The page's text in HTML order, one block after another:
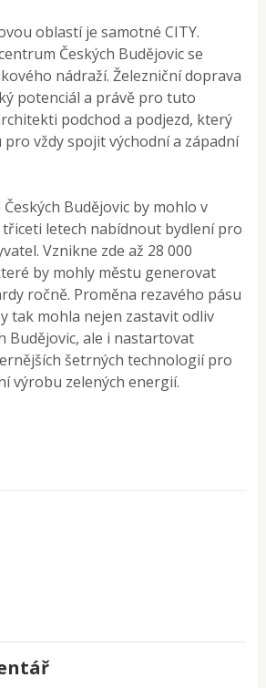
oblastí je samotné CITY.
Českých Budějovic se
nádraží. Železniční doprava
potenciál a právě pro tuto
podchod a podjezd, který
vždy spojit východní a západní
Budějovic by mohlo v
třiceti letech nabídnout bydlení pro
Vznikne zde až 28 000
by mohly městu generovat
ročně. Proměna rezavého pásu
tak mohla nejen zastavit odliv
Budějovic, ale i nastartovat
šetrných technologií pro
výrobu zelených energií.